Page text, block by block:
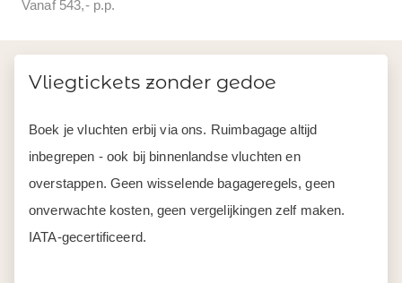
Vanaf 543,- p.p.
Vliegtickets zonder gedoe
Boek je vluchten erbij via ons. Ruimbagage altijd
inbegrepen - ook bij binnenlandse vluchten en
overstappen. Geen wisselende bagageregels, geen
onverwachte kosten, geen vergelijkingen zelf maken.
IATA-gecertificeerd.